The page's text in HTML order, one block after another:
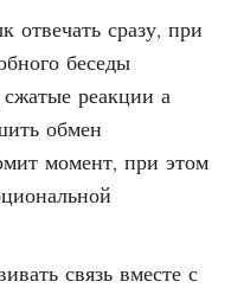
отвечать сразу, при
беседы
реакции а
обмен
момент, при этом
связь вместе с